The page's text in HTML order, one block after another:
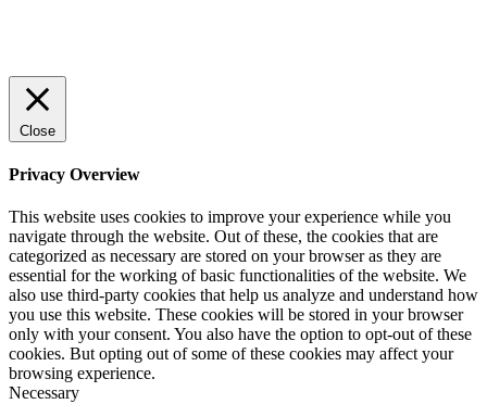
Close
Privacy Overview
This website uses cookies to improve your experience while you
navigate through the website. Out of these, the cookies that are
categorized as necessary are stored on your browser as they are
essential for the working of basic functionalities of the website. We
also use third-party cookies that help us analyze and understand how
you use this website. These cookies will be stored in your browser
only with your consent. You also have the option to opt-out of these
cookies. But opting out of some of these cookies may affect your
browsing experience.
Necessary